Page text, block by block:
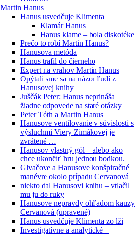
Martin Hanus
Hanus usvedčuje Klimenta
Klamár Hanus
Hanus klame – bola diskotéke
Prečo to robí Martin Hanus?
Hanusova metóda
Hanus trafil do čierneho
Expert na vrahov Martin Hanus
Opýtali sme sa na názor ľudí z
Hanusovej knihy
Juščák Peter: Hanus neprináša
žiadne odpovede na staré otázky
Peter Tóth a Martin Hanus
Hanusove ventilovanie v súvislosti s
výsluchmi Viery Zimákovej je
zvrátené …
Hanusov vlastný gól – alebo ako
chce ukončiť hru jednou bodkou.
Glvačove a Hanusove konšpiračné
manévre okolo prípadu Cervanová
niekto dal Hanusovi knihu – vtlačil
mu ju do ruky
Hanusove nepravdy ohľadom kauzy
Cervanová (upravené)
Hanus usvedčuje Klimenta zo lži
Investigatívne a analytické –